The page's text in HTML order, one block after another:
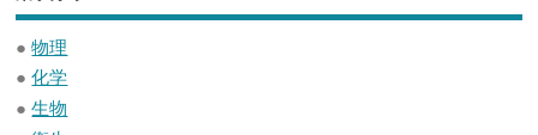
●物理
●化学
●生物